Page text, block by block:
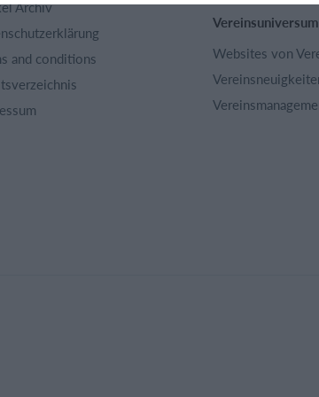
Archiv
and conditions
Vereinsuniversum
Websites von